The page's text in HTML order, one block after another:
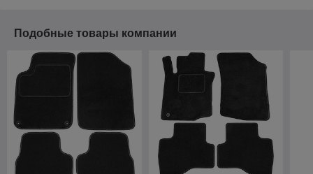
Подобные товары компании